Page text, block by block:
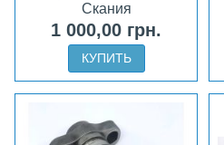
Скания
1 000,00 грн.
КУПИТЬ